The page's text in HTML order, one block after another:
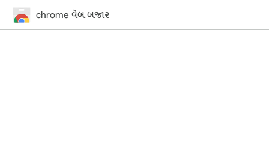
chrome વેબ બજાર